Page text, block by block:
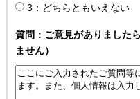
3：どちらともいえない
質問：ご意見がありました
ません）